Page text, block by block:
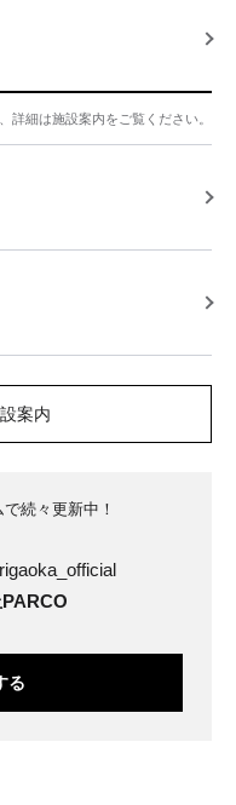
詳細は施設案内をご覧ください。
案内
続々更新中！
る